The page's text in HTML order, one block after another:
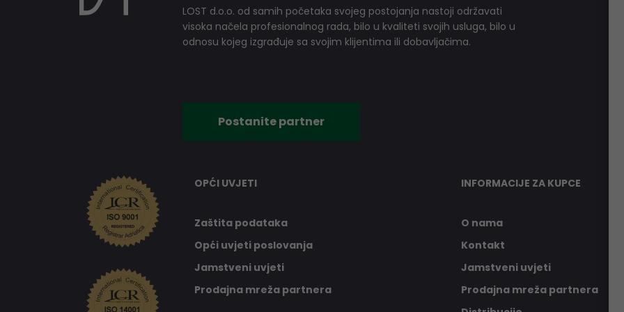
LOST d.o.o. od samih početaka svojeg postojanja nastoji održavati
visoka načela profesionalnog rada, bilo u kvaliteti svojih usluga, bilo u
odnosu kojeg izgrađuje sa svojim klijentima ili dobavljačima.
Postanite partner
OPĆI UVJETI
Zaštita podataka
Opći uvjeti poslovanja
Jamstveni uvjeti
Prodajna mreža partnera
INFORMACIJE ZA KUPCE
O nama
Kontakt
Jamstveni uvjeti
Prodajna mreža partnera